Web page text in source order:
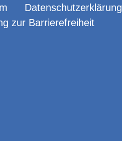
Datenschutzerklärung
zur Barrierefreiheit